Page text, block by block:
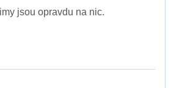
jsou opravdu na nic.